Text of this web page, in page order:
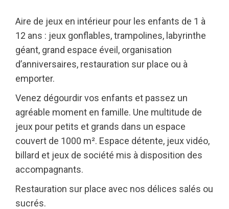
Aire de jeux en intérieur pour les enfants de 1 à
12 ans : jeux gonflables, trampolines, labyrinthe
géant, grand espace éveil, organisation
d’anniversaires, restauration sur place ou à
emporter.
Venez dégourdir vos enfants et passez un
agréable moment en famille. Une multitude de
jeux pour petits et grands dans un espace
couvert de 1000 m². Espace détente, jeux vidéo,
billard et jeux de société mis à disposition des
accompagnants.
Restauration sur place avec nos délices salés ou
sucrés.